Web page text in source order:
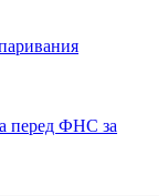
перед ФНС за